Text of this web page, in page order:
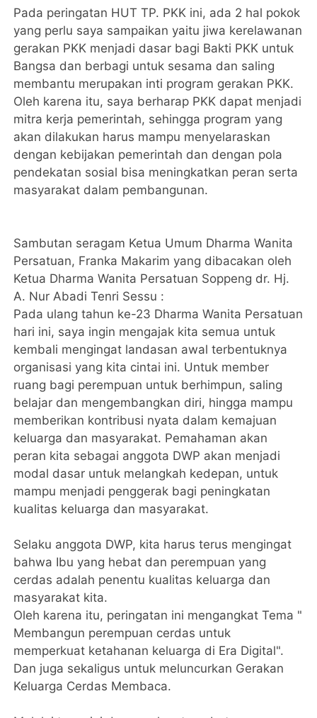
Pada peringatan HUT TP. PKK ini, ada 2 hal pokok
yang perlu saya sampaikan yaitu jiwa kerelawanan
gerakan PKK menjadi dasar bagi Bakti PKK untuk
Bangsa dan berbagi untuk sesama dan saling
membantu merupakan inti program gerakan PKK.
Oleh karena itu, saya berharap PKK dapat menjadi
mitra kerja pemerintah, sehingga program yang
akan dilakukan harus mampu menyelaraskan
dengan kebijakan pemerintah dan dengan pola
pendekatan sosial bisa meningkatkan peran serta
masyarakat dalam pembangunan.
Sambutan seragam Ketua Umum Dharma Wanita
Persatuan, Franka Makarim yang dibacakan oleh
Ketua Dharma Wanita Persatuan Soppeng dr. Hj.
A. Nur Abadi Tenri Sessu :
Pada ulang tahun ke-23 Dharma Wanita Persatuan
hari ini, saya ingin mengajak kita semua untuk
kembali mengingat landasan awal terbentuknya
organisasi yang kita cintai ini. Untuk member
ruang bagi perempuan untuk berhimpun, saling
belajar dan mengembangkan diri, hingga mampu
memberikan kontribusi nyata dalam kemajuan
keluarga dan masyarakat. Pemahaman akan
peran kita sebagai anggota DWP akan menjadi
modal dasar untuk melangkah kedepan, untuk
mampu menjadi penggerak bagi peningkatan
kualitas keluarga dan masyarakat.
Selaku anggota DWP, kita harus terus mengingat
bahwa Ibu yang hebat dan perempuan yang
cerdas adalah penentu kualitas keluarga dan
masyarakat kita.
Oleh karena itu, peringatan ini mengangkat Tema "
Membangun perempuan cerdas untuk
memperkuat ketahanan keluarga di Era Digital".
Dan juga sekaligus untuk meluncurkan Gerakan
Keluarga Cerdas Membaca.